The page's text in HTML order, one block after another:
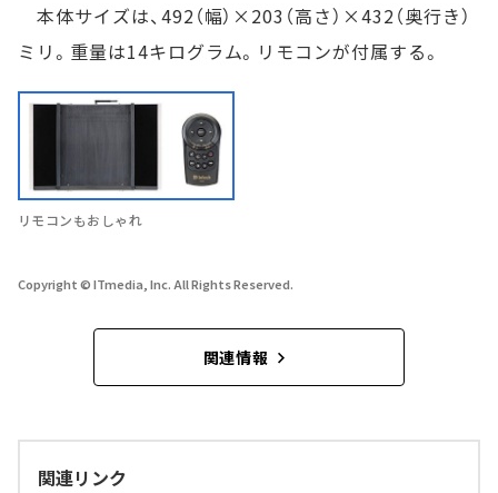
本体サイズは、492（幅）×203（高さ）×432（奥行き）
ミリ。重量は14キログラム。リモコンが付属する。
リモコンもおしゃれ
Copyright © ITmedia, Inc. All Rights Reserved.
関連情報
関連リンク